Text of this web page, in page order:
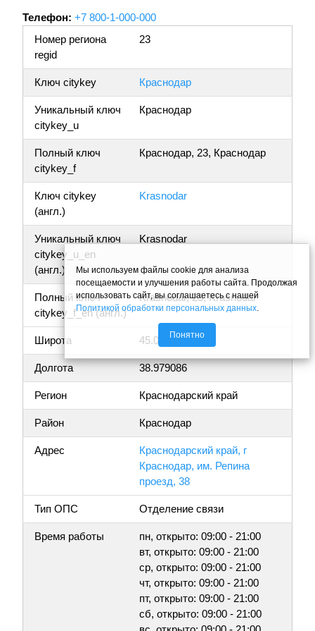
Телефон: +7 800-1-000-000
Номер региона
regid
23
Ключ citykey Краснодар
Уникальный ключ
citykey_u
Краснодар
Полный ключ
citykey_f
Краснодар, 23, Краснодар
Ключ citykey
(англ.)
Krasnodar
Уникальный ключ
citykey_u_en
(англ.)
Krasnodar
Полный ключ
citykey_f_en (англ.)
Krasnodar, 23, Krasnodar
Широта 45.073146
Долгота 38.979086
Регион Краснодарский край
Район Краснодар
Адрес
Краснодарский край, г
Краснодар, им. Репина
проезд, 38
Тип ОПС Отделение связи
Время работы
пн, открыто: 09:00 - 21:00
вт, открыто: 09:00 - 21:00
ср, открыто: 09:00 - 21:00
чт, открыто: 09:00 - 21:00
пт, открыто: 09:00 - 21:00
сб, открыто: 09:00 - 21:00
Мы используем файлы cookie для анализа
посещаемости и улучшения работы сайта. Продолжая
использовать сайт, вы соглашаетесь с нашей
Политикой обработки персональных данных.
Понятно